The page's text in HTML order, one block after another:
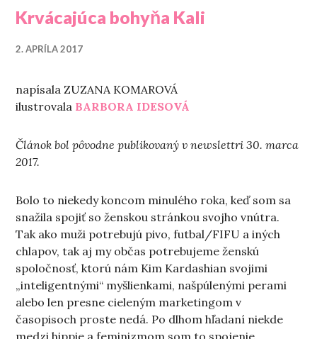
Krvácajúca bohyňa Kali
2. APRÍLA 2017
napísala ZUZANA KOMAROVÁ
ilustrovala BARBORA IDESOVÁ
Článok bol pôvodne publikovaný v newslettri 30. marca
2017.
Bolo to niekedy koncom minulého roka, keď som sa
snažila spojiť so ženskou stránkou svojho vnútra.
Tak ako muži potrebujú pivo, futbal/FIFU a iných
chlapov, tak aj my občas potrebujeme ženskú
spoločnosť, ktorú nám Kim Kardashian svojimi
„inteligentnými“ myšlienkami, našpúlenými perami
alebo len presne cieleným marketingom v
časopisoch proste nedá. Po dlhom hľadaní niekde